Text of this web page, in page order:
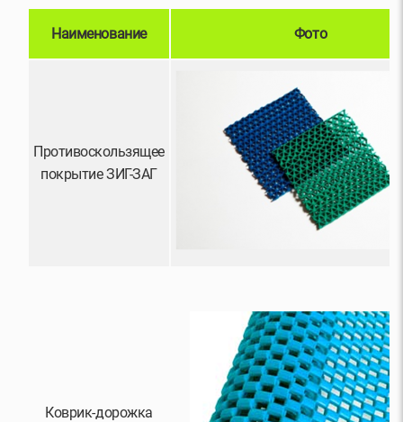
Наименование Фото
Противоскользящее
покрытие ЗИГ-ЗАГ
Коврик-дорожка